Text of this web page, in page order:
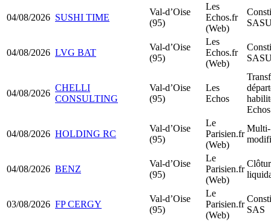
04/08/2026 SUSHI TIME
Val-d’Oise
(95)
Les
Echos.fr
(Web)
04/08/2026 LVG BAT
Val-d’Oise
(95)
Les
Echos.fr
(Web)
04/08/2026
CHELLI
CONSULTING
Val-d’Oise
(95)
Les
Echos
Echos
04/08/2026 HOLDING RC
Val-d’Oise
(95)
Le
Parisien.fr
(Web)
Multi-
04/08/2026 BENZ
Val-d’Oise
(95)
Le
Parisien.fr
(Web)
03/08/2026 FP CERGY
Val-d’Oise
(95)
Le
Parisien.fr
(Web)
SAS